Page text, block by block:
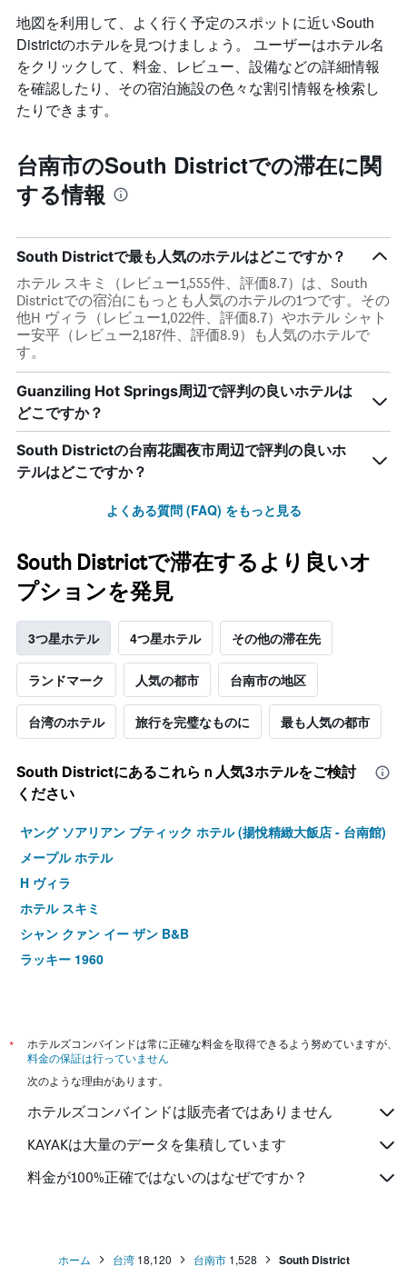
末
の
客
室
の
平
均
金
を
表
い
ま
す
て
い
ま
す
地図を利用して、よく行く予定のスポットに近いSouth
Districtのホテルを見つけましょう。 ユーザーはホテル名
をクリックして、料金、レビュー、設備などの詳細情報
を確認したり、その宿泊施設の色々な割引情報を検索し
たりできます。
台南市のSouth Districtでの滞在に関
する情報
South Districtで最も人気のホテルはどこですか？
ホテル スキミ（レビュー1,555件、評価8.7）は、South
Districtでの宿泊にもっとも人気のホテルの1つです。その
他H ヴィラ（レビュー1,022件、評価8.7）やホテル シャト
ー安平（レビュー2,187件、評価8.9）も人気のホテルで
す。
Guanziling Hot Springs周辺で評判の良いホテルは
どこですか？
South Districtの台南花園夜市周辺で評判の良いホ
テルはどこですか？
よくある質問 (FAQ) をもっと見る
South Districtで滞在するより良いオ
プションを発見
3つ星ホテル 4つ星ホテル その他の滞在先
ランドマーク 人気の都市 台南市の地区
台湾のホテル 旅行を完璧なものに 最も人気の都市
South District​にあるこれらｎ人気3ホテルをご検討
ください
ヤング ソアリアン ブティック ホテル (揚悅精緻大飯店 - 台南館)
メープル ホテル
H ヴィラ
ホテル スキミ
シャン クァン イー ザン B&B
ラッキー 1960
*
ホテルズコンバインドは常に正確な料金を取得できるよう努めていますが、
料金の保証は行っていません
次のような理由があります。
ホテルズコンバインドは販売者ではありません
KAYAKは大量のデータを集積しています
料金が100%正確ではないのはなぜですか？
ホーム 台湾 18,120 台南市 1,528 South District